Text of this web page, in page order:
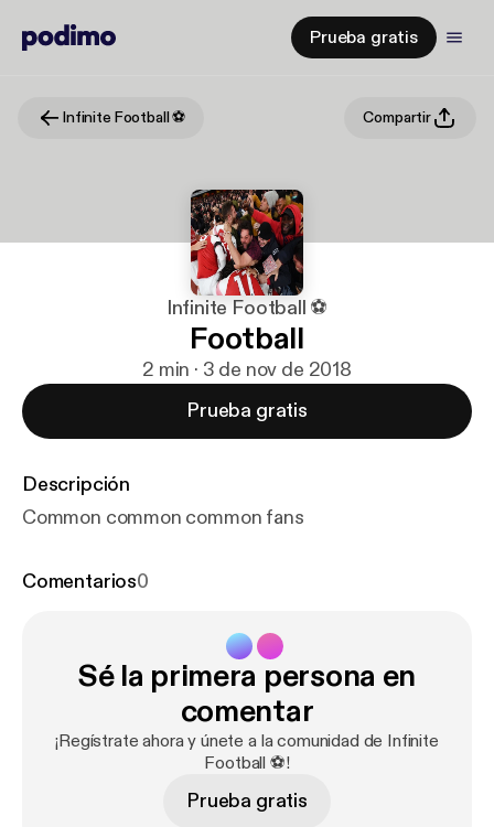
Prueba gratis
Infinite Football ⚽️ Compartir
Infinite Football ⚽️
Football
2 min · 3 de nov de 2018
Prueba gratis
Descripción
Common common common fans
Comentarios0
Sé la primera persona en
comentar
¡Regístrate ahora y únete a la comunidad de Infinite
Football ⚽️!
Prueba gratis